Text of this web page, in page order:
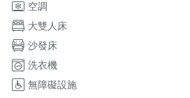
空調
大雙人床
沙發床
洗衣機
無障礙設施